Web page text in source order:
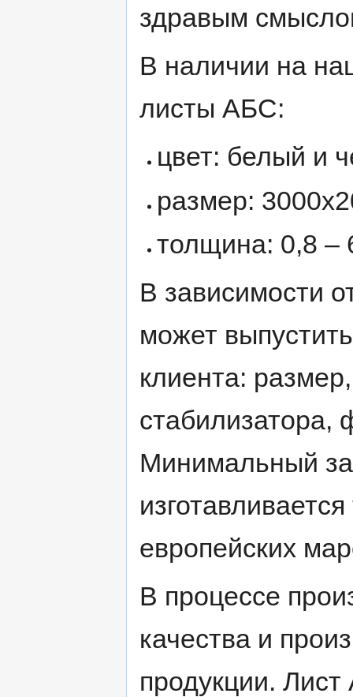
здравым
В наличии на
листы АБС:
цвет: белый и
размер:
толщина: 0,8 –
В зависимости
может
клиента:
стабилизатора,
Минимальный
европейских
В процессе
качества и
продукции.